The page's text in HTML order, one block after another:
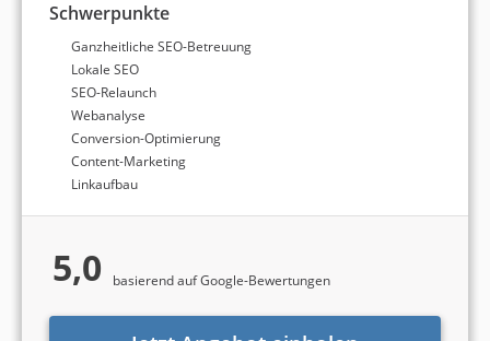
Schwerpunkte
Ganzheitliche SEO-Betreuung
Lokale SEO
SEO-Relaunch
Webanalyse
Conversion-Optimierung
Content-Marketing
Linkaufbau
5,0 basierend auf Google-Bewertungen